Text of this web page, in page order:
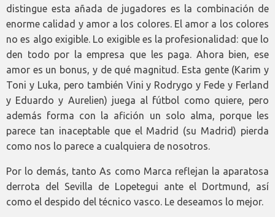
distingue esta añada de jugadores es la combinación de
enorme calidad y amor a los colores. El amor a los colores
no es algo exigible. Lo exigible es la profesionalidad: que lo
den todo por la empresa que les paga. Ahora bien, ese
amor es un bonus, y de qué magnitud. Esta gente (Karim y
Toni y Luka, pero también Vini y Rodrygo y Fede y Ferland
y Eduardo y Aurelien) juega al fútbol como quiere, pero
además forma con la afición un solo alma, porque les
parece tan inaceptable que el Madrid (su Madrid) pierda
como nos lo parece a cualquiera de nosotros.
Por lo demás, tanto As como Marca reflejan la aparatosa
derrota del Sevilla de Lopetegui ante el Dortmund, así
como el despido del técnico vasco. Le deseamos lo mejor.